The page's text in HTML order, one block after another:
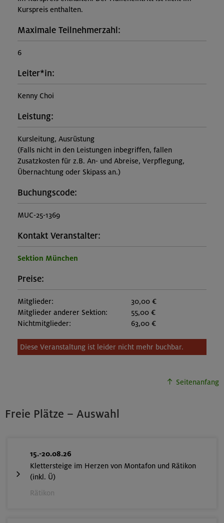
Kurspreis enthalten.
Maximale Teilnehmerzahl:
6
Leiter*in:
Kenny Choi
Leistung:
Kursleitung, Ausrüstung
(Falls nicht in den Leistungen inbegriffen, fallen
Zusatzkosten für z.B. An- und Abreise, Verpflegung,
Übernachtung oder Skipass an.)
Buchungscode:
MUC-25-1369
Kontakt Veranstalter:
Sektion München
Preise:
Mitglieder:
30,00 €
Mitglieder anderer Sektion:
55,00 €
Nichtmitglieder:
63,00 €
Diese Veranstaltung ist leider nicht mehr buchbar.
Seitenanfang
Freie Plätze – Auswahl
15.-20.08.26
Klettersteige im Herzen von Montafon und Rätikon
(inkl. Ü)
Rätikon